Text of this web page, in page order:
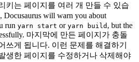
키는 페이지를 여러 개 만들 수 있습
Docusaurus will warn you about
run yarn start or yarn build , but the
마지막에 만든 페이지가 충돌
쓰게 됩니다. 이런 문제를 해결하기
생한 페이지를 수정하거나 삭제해야